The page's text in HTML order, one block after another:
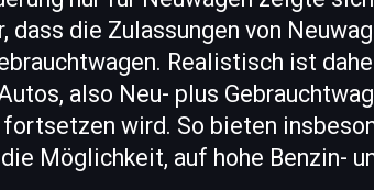
dass die Zulassungen von
Realistisch ist
also Neu- plus
wird. So bieten
Möglichkeit, auf hohe Benzin-